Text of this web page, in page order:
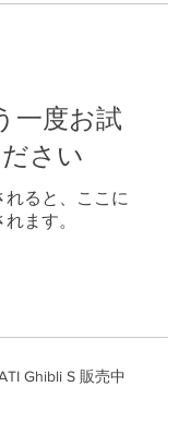
一度お試
さい
れると、ここに
ます。
Ghibli S 販売中